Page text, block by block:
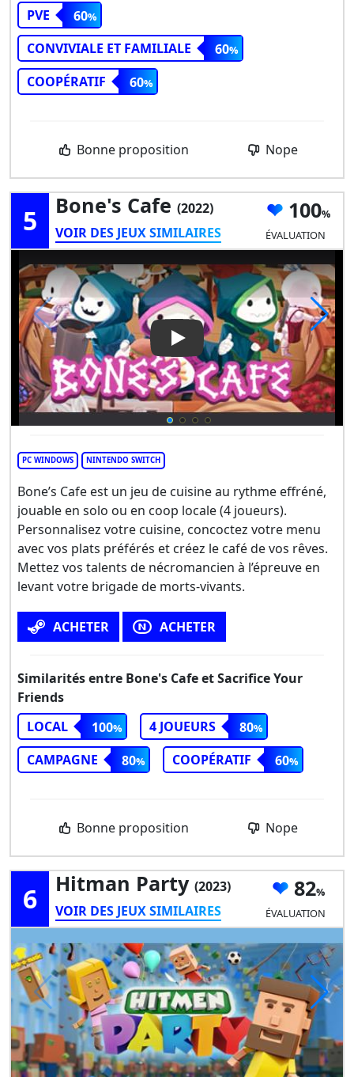
PVE
60
CONVIVIALE ET FAMILIALE
60
COOPÉRATIF
60
Bonne proposition Nope
5 Bone's Cafe (2022)
VOIR DES JEUX SIMILAIRES
100
ÉVALUATION
Play Video: Bone's Cafe
PC WINDOWS NINTENDO SWITCH
Bone’s Cafe est un jeu de cuisine au rythme effréné,
jouable en solo ou en coop locale (4 joueurs).
Personnalisez votre cuisine, concoctez votre menu
avec vos plats préférés et créez le café de vos rêves.
Mettez vos talents de nécromancien à l’épreuve en
levant votre brigade de morts-vivants.
ACHETER ACHETER
Similarités entre Bone's Cafe et Sacrifice Your
Friends
LOCAL
100 4 JOUEURS
80
CAMPAGNE
80 COOPÉRATIF 60
Bonne proposition Nope
6 Hitman Party (2023)
VOIR DES JEUX SIMILAIRES
82
ÉVALUATION